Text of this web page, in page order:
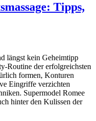
Tipps,
längst kein Geheimtipp
Routine der erfolgreichsten
formen, Konturen
Eingriffe verzichten
Supermodel Romee
hinter den Kulissen der